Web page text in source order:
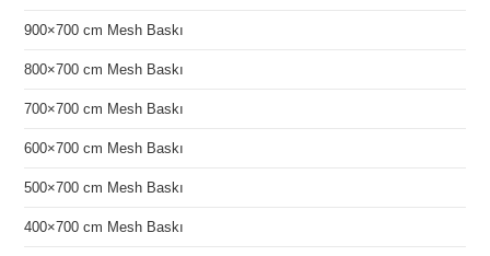
900×700 cm Mesh Baskı
800×700 cm Mesh Baskı
700×700 cm Mesh Baskı
600×700 cm Mesh Baskı
500×700 cm Mesh Baskı
400×700 cm Mesh Baskı